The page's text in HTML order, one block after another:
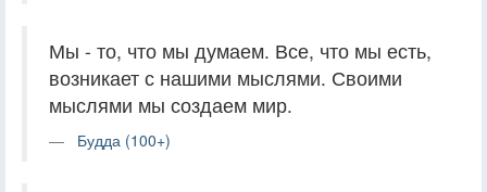
Мы - то, что мы думаем. Все, что мы есть,
возникает с нашими мыслями. Своими
мыслями мы создаем мир.
Будда (100+)